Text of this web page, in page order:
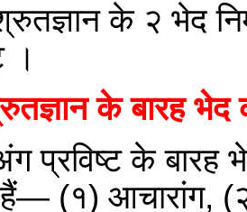
के २ भेद
।
के बारह
प्रविष्ट के बारह
(१) आचारांग,